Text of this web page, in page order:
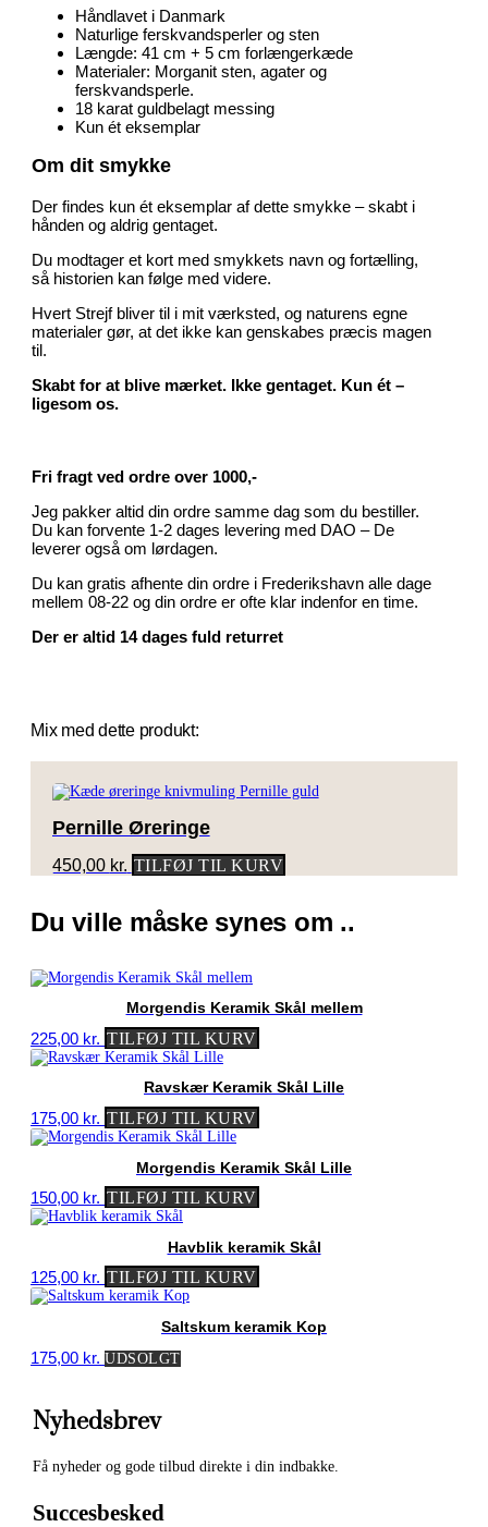
Håndlavet i Danmark
Naturlige ferskvandsperler og sten
Længde: 41 cm + 5 cm forlængerkæde
Materialer: Morganit sten, agater og
ferskvandsperle.
18 karat guldbelagt messing
Kun ét eksemplar
Om dit smykke
Der findes kun ét eksemplar af dette smykke – skabt i
hånden og aldrig gentaget.
Du modtager et kort med smykkets navn og fortælling,
så historien kan følge med videre.
Hvert Strejf bliver til i mit værksted, og naturens egne
materialer gør, at det ikke kan genskabes præcis magen
til.
Skabt for at blive mærket. Ikke gentaget. Kun ét –
ligesom os.
Fri fragt ved ordre over 1000,-
Jeg pakker altid din ordre samme dag som du bestiller.
Du kan forvente 1-2 dages levering med DAO – De
leverer også om lørdagen.
Du kan gratis afhente din ordre i Frederikshavn alle dage
mellem 08-22 og din ordre er ofte klar indenfor en time.
Der er altid 14 dages fuld returret
Mix med dette produkt:
Pernille Øreringe
450,00 kr. TILFØJ TIL KURV
Du ville måske synes om ..
Morgendis Keramik Skål mellem
225,00 kr. TILFØJ TIL KURV
Ravskær Keramik Skål Lille
175,00 kr. TILFØJ TIL KURV
Morgendis Keramik Skål Lille
150,00 kr. TILFØJ TIL KURV
Havblik keramik Skål
125,00 kr. TILFØJ TIL KURV
Saltskum keramik Kop
175,00 kr. UDSOLGT
Nyhedsbrev
Få nyheder og gode tilbud direkte i din indbakke.
Succesbesked